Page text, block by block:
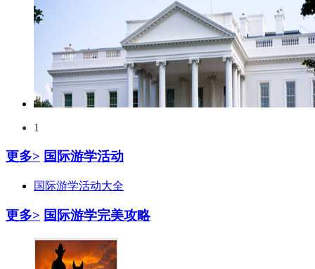
1
更多> 国际游学活动
国际游学活动大全
更多> 国际游学完美攻略